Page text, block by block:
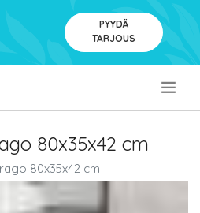
PYYDÄ
TARJOUS
80x35x42 cm
80x35x42 cm